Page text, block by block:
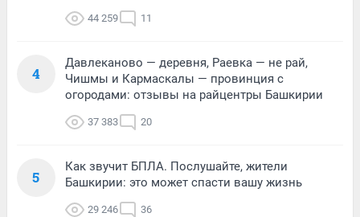
44 259 11
4
Давлеканово — деревня, Раевка — не рай,
Чишмы и Кармаскалы — провинция с
огородами: отзывы на райцентры Башкирии
37 383 20
5
Как звучит БПЛА. Послушайте, жители
Башкирии: это может спасти вашу жизнь
29 246 36